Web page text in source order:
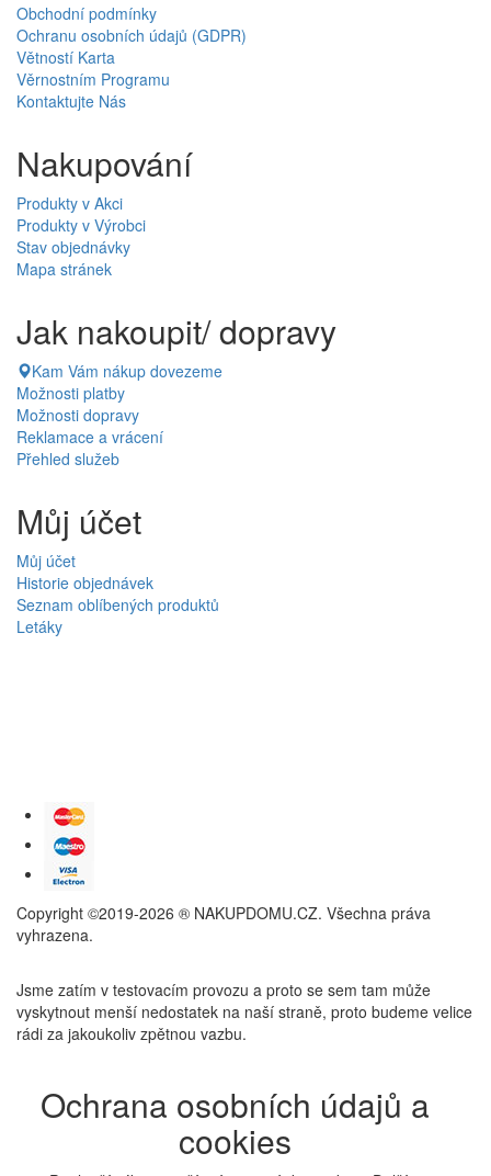
Obchodní podmínky
Ochranu osobních údajů (GDPR)
Větností Karta
Věrnostním Programu
Kontaktujte Nás
Nakupování
Produkty v Akci
Produkty v Výrobci
Stav objednávky
Mapa stránek
Jak nakoupit/ dopravy
Kam Vám nákup dovezeme
Možnosti platby
Možnosti dopravy
Reklamace a vrácení
Přehled služeb
Můj účet
Můj účet
Historie objednávek
Seznam oblíbených produktů
Letáky
Copyright ©2019-2026 ® NAKUPDOMU.CZ. Všechna práva
vyhrazena.
Jsme zatím v testovacím provozu a proto se sem tam může
vyskytnout menší nedostatek na naší straně, proto budeme velice
rádi za jakoukoliv zpětnou vazbu.
Ochrana osobních údajů a
cookies